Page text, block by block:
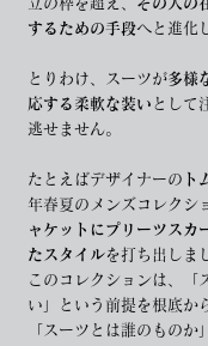
するための手段へと進化
とりわけ、スーツが多様
応する柔軟な装い として
逃せません。
たとえばデザイナーの ト
年春夏のメンズコレクシ
ャケットにプリーツスカ
たスタイルを打ち出しま
このコレクションは、「
い」という前提を根底か
「スーツとは誰のものか